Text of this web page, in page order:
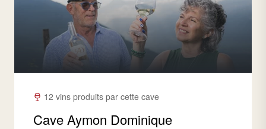
12 vins produits par cette cave
Cave Aymon Dominique